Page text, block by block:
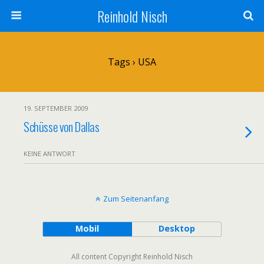
Reinhold Nisch
Tags › USA
19. SEPTEMBER 2009
Schüsse von Dallas
KEINE ANTWORT
Zum Seitenanfang
Mobil Desktop
All content Copyright Reinhold Nisch